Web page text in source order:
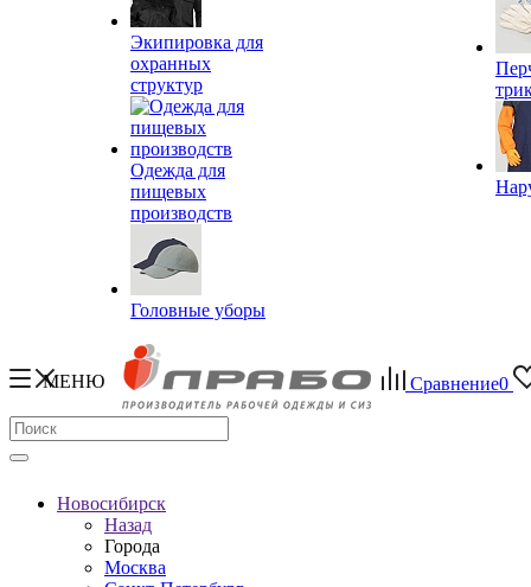
Экипировка для
охранных
структур
Одежда для
пищевых
производств
Головные уборы
МЕНЮ Сравнение0
Новосибирск
Назад
Города
Москва